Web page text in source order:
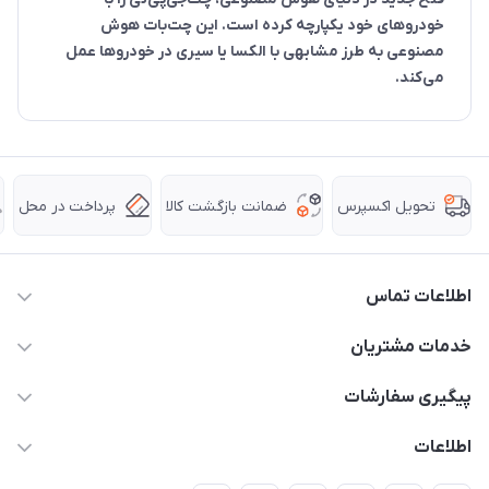
خودروهای خود یکپارچه کرده است. این چت‌بات هوش
مصنوعی به طرز مشابهی با الکسا یا سیری در خودروها عمل
می‌کند.
تحویل اکسپرس ضمانت بازگشت کالا پرداخت در محل
اطلاعات تماس
63 0000 43 - 021
تهران - طبقه سوم تجاری - پلاک 11014
خدمات مشتریان
قوانین و مقررات
پیگیری سفارشات
رهگیری مرسولات پست
اطلاعات